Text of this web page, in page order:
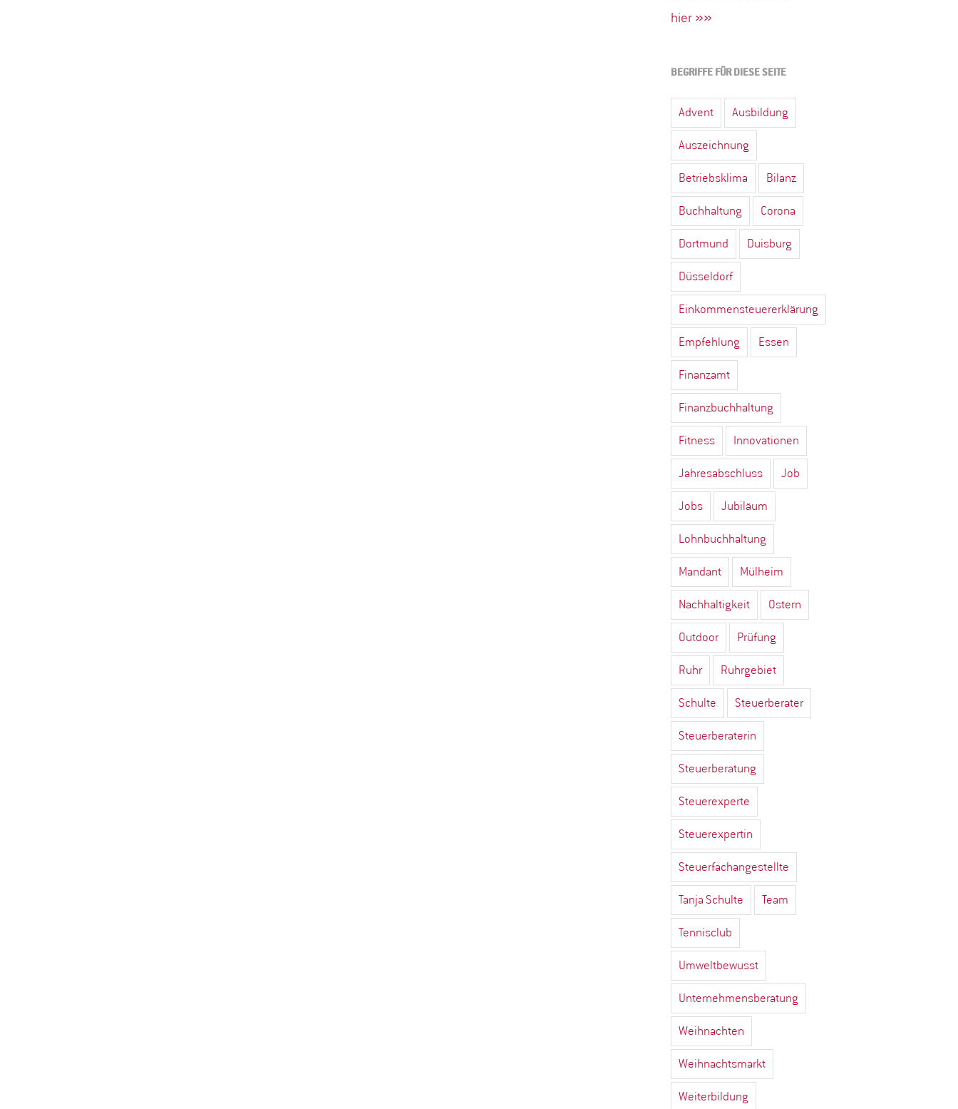
hier »»
BEGRIFFE FÜR DIESE SEITE
Advent Ausbildung
Auszeichnung
Betriebsklima Bilanz
Buchhaltung Corona
Dortmund Duisburg
Düsseldorf
Einkommensteuererklärung
Empfehlung Essen
Finanzamt
Finanzbuchhaltung
Fitness Innovationen
Jahresabschluss Job
Jobs Jubiläum
Lohnbuchhaltung
Mandant Mülheim
Nachhaltigkeit Ostern
Outdoor Prüfung
Ruhr Ruhrgebiet
Schulte Steuerberater
Steuerberaterin
Steuerberatung
Steuerexperte
Steuerexpertin
Steuerfachangestellte
Tanja Schulte Team
Tennisclub
Umweltbewusst
Unternehmensberatung
Weihnachten
Weihnachtsmarkt
Weiterbildung